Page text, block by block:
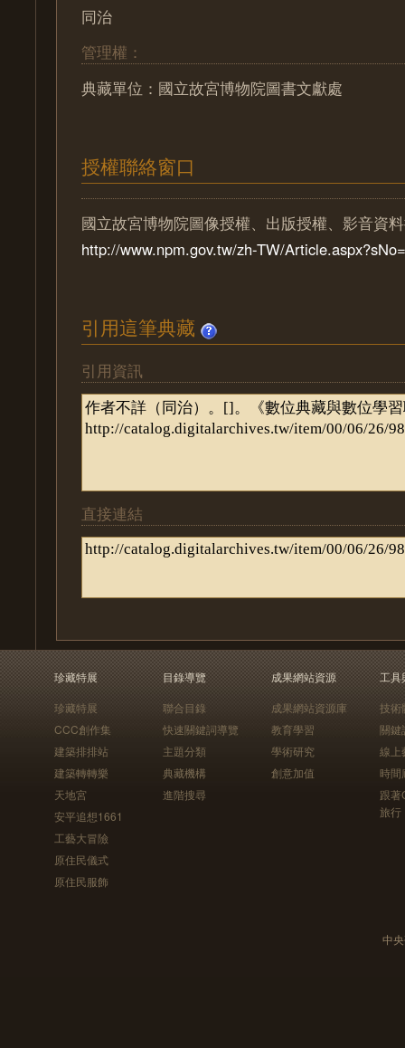
同治
管理權：
典藏單位：國立故宮博物院圖書文獻處
授權聯絡窗口
國立故宮博物院圖像授權、出版授權、影音資
http://www.npm.gov.tw/zh-TW/
引用這筆典藏
引用資訊
直接連結
珍藏特展
珍藏特展
CCC創作集
建築排排站
建築轉轉樂
天地宮
安平追想1661
工藝大冒險
原住民儀式
原住民服飾
目錄導覽
聯合目錄
快速關鍵詞導覽
主題分類
典藏機構
進階搜尋
成果網站資源
成果網站資源庫
教育學習
學術研究
創意加值
工具
技術
關鍵
線上
時間
跟
旅行
中